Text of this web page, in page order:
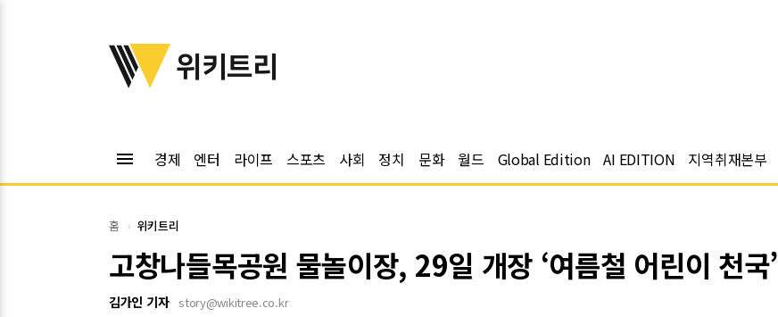
위키트리
위키트리
menu 경제 엔터 라이프 스포츠 사회 정치 문화 월드 Global Edition AI EDITION 지역취재본부
홈 위키트리
고창나들목공원 물놀이장, 29일 개장 ‘여름철 어린이 천국’
김가인 기자 story@wikitree.co.kr